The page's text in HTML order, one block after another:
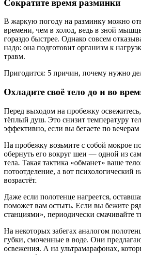
Сократите время разминки
В жаркую погоду на разминку можно
времени, чем в холод, ведь в зной
гораздо быстрее. Однако совсем
надо: она подготовит организм к
травм.
Пригодится: 5 причин, почему нужно
Охладите своё тело до и во
Перед выходом на пробежку
тёплый душ. Это снизит температуру
эффективно, если вы бегаете по вечерам
На пробежку возьмите с собой мокрое
обернуть его вокруг шеи — одной из
тела. Такая тактика «обманет» ваше
потоотделение, а вот психологический
возрастёт.
Даже если полотенце нагреется,
поможет вам остыть. Если вы бежите
станциями», периодически смачивайте
На некоторых забегах аналогом
губки, смоченные в воде. Они
освежения. А на ультрамарафонах,